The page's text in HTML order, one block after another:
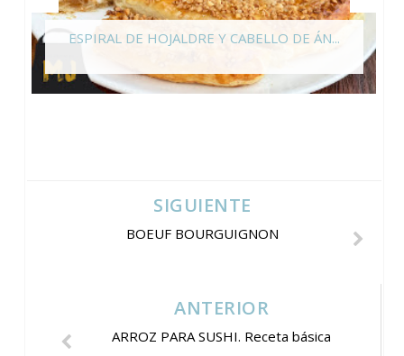
ESPIRAL DE HOJALDRE Y CABELLO DE ÁN...
SIGUIENTE
BOEUF BOURGUIGNON
ANTERIOR
ARROZ PARA SUSHI. Receta básica